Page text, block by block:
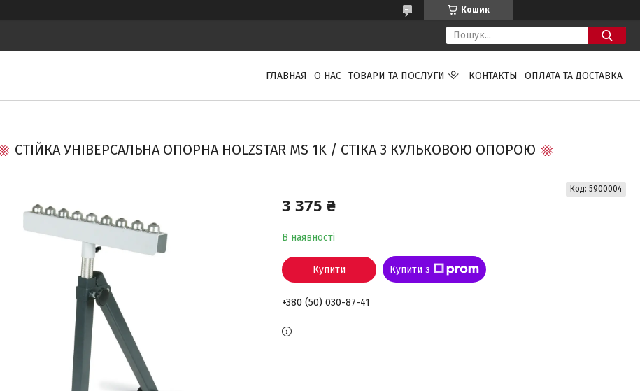
Кошик
ГЛАВНАЯ О НАС ТОВАРИ ТА ПОСЛУГИ КОНТАКТЫ ОПЛАТА ТА ДОСТАВКА
СТІЙКА УНІВЕРСАЛЬНА ОПОРНА HOLZSTAR MS 1K / СТІКА З КУЛЬКОВОЮ ОПОРОЮ
3 375 ₴
В наявності
Код: 5900004
Купити Купити з
+380 (50) 030-87-41